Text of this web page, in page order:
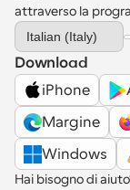
attraverso la
Select Language
Italian (Italy)
Download
iPhone
Margine
Windows
Hai bisogno di